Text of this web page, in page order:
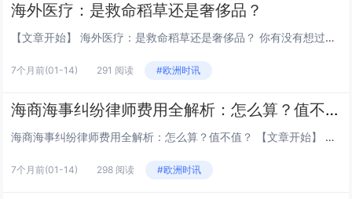
海外医疗：是救命稻草还是奢侈品？
【文章开始】 海外医疗：是救命稻草还是奢侈品？ 你有没有想过，如果有一天得了重病，在国内看了一圈都说希望不大，你会怎么办？是认命，还是把目光投向海外？这几年，“海外医疗”这个词越来越频繁地出现，听起来高大上，但背后到底是怎样的一幅图景？它...
7个月前(01-14) 291 阅读 #欧洲时讯
海商海事纠纷律师费用全解析：怎么算？值不值？
海商海事纠纷律师费用全解析：怎么算？值不值？ 【文章开始】 你是不是也觉得，一沾上“打官司”这三个字，脑子里第一时间蹦出来的除了“麻烦”就是“贵”？尤其是那种一听就感觉离我们普通人很远的“海商海事纠纷”——货船被扣了、货物霉变了、租船合同...
7个月前(01-14) 298 阅读 #欧洲时讯